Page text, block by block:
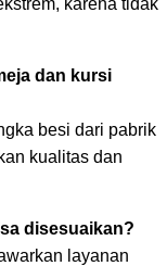
karena tidak
dan kursi
besi dari pabrik
kualitas dan
disesuaikan?
layanan